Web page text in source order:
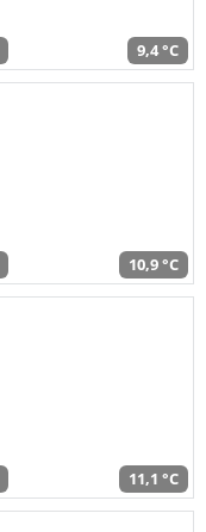
9,4 °C
10,9 °C
11,1 °C